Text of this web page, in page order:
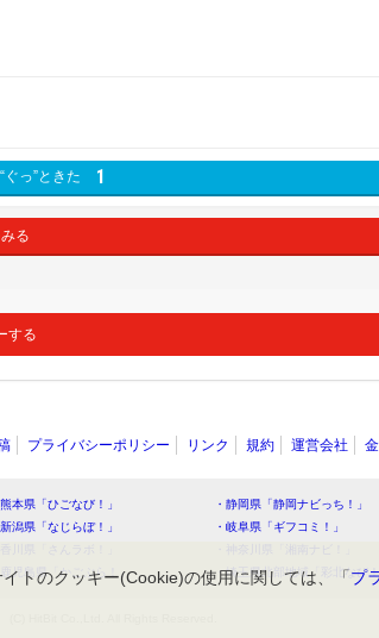
ぐっ”ときた 1
る
する
プライバシーポリシー リンク 規約 運営会社
熊本県「ひごなび！」 ・静岡県「静岡ナビっち！」
新潟県「なじらぼ！」 ・岐阜県「ギフコミ！」
児島県「かごぶら！」 ・埼玉県北部地域「彩北なび
トのクッキー(Cookie)の使用に関しては、「プ